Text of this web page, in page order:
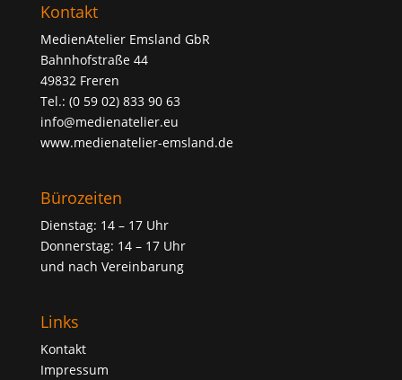
Kontakt
MedienAtelier Emsland GbR
Bahnhofstraße 44
49832 Freren
Tel.: (0 59 02) 833 90 63
info@medienatelier.eu
www.medienatelier-emsland.de
Bürozeiten
Dienstag: 14 – 17 Uhr
Donnerstag: 14 – 17 Uhr
und nach Vereinbarung
Links
Kontakt
Impressum